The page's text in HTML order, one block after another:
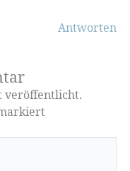
Antworten
veröffentlicht.